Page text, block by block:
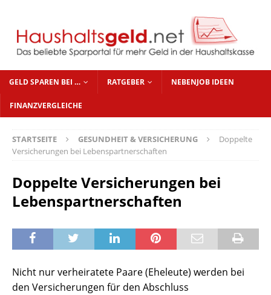
GELD SPAREN BEI … RATGEBER NEBENJOB IDEEN
FINANZVERGLEICHE
STARTSEITE GESUNDHEIT & VERSICHERUNG
Doppelte
Versicherungen bei Lebenspartnerschaften
Doppelte Versicherungen bei
Lebenspartnerschaften
Nicht nur verheiratete Paare (Eheleute) werden bei
den Versicherungen für den Abschluss